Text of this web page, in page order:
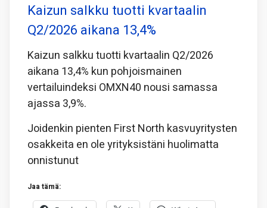
Kaizun salkku tuotti kvartaalin
Q2/2026 aikana 13,4%
Kaizun salkku tuotti kvartaalin Q2/2026
aikana 13,4% kun pohjoismainen
vertailuindeksi OMXN40 nousi samassa
ajassa 3,9%.
Joidenkin pienten First North kasvuyritysten
osakkeita en ole yrityksistäni huolimatta
onnistunut
Jaa tämä: